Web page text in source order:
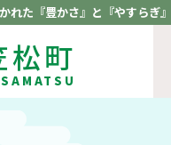
れた『豊かさ』と『やすらぎ
松町